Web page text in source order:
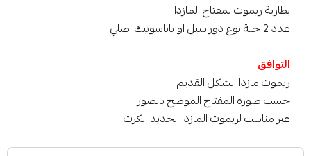
بطارية ريموت لمفتاح المازدا
عدد 2 حبة نوع دوراسيل او باناسونيك اصلي
التوافق
ريموت مازدا الشكل القديم
حسب صورة المفتاح الموضح بالصور
غير مناسب لريموت المازدا الجديد الكرت